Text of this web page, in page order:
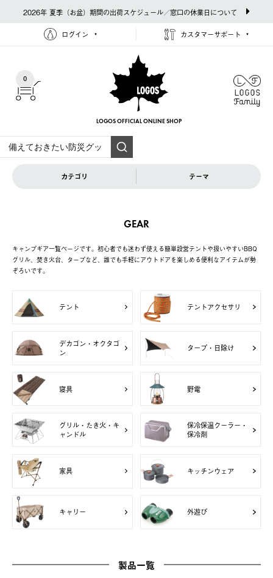
2026年 夏季（お盆）期間の出荷スケジュール／窓口の休業日について
ログイン カスタマーサポート
0
LOGOS OFFICIAL ONLINE SHOP
カテゴリ テーマ
GEAR
キャンプギア一覧ページです。初心者でも迷わず使える簡単設営テントや扱いやすいBBQ
グリル、焚き火台、タープなど、誰でも手軽にアウトドアを楽しめる便利なアイテムが勢
ぞろいです。
テント テントアクセサリ
デカゴン・オクタゴ
ン
タープ・日除け
寝具 野電
グリル・たき火・キ
ャンドル
保冷保温クーラー・
保冷剤
家具 キッチンウェア
キャリー 外遊び
製品一覧